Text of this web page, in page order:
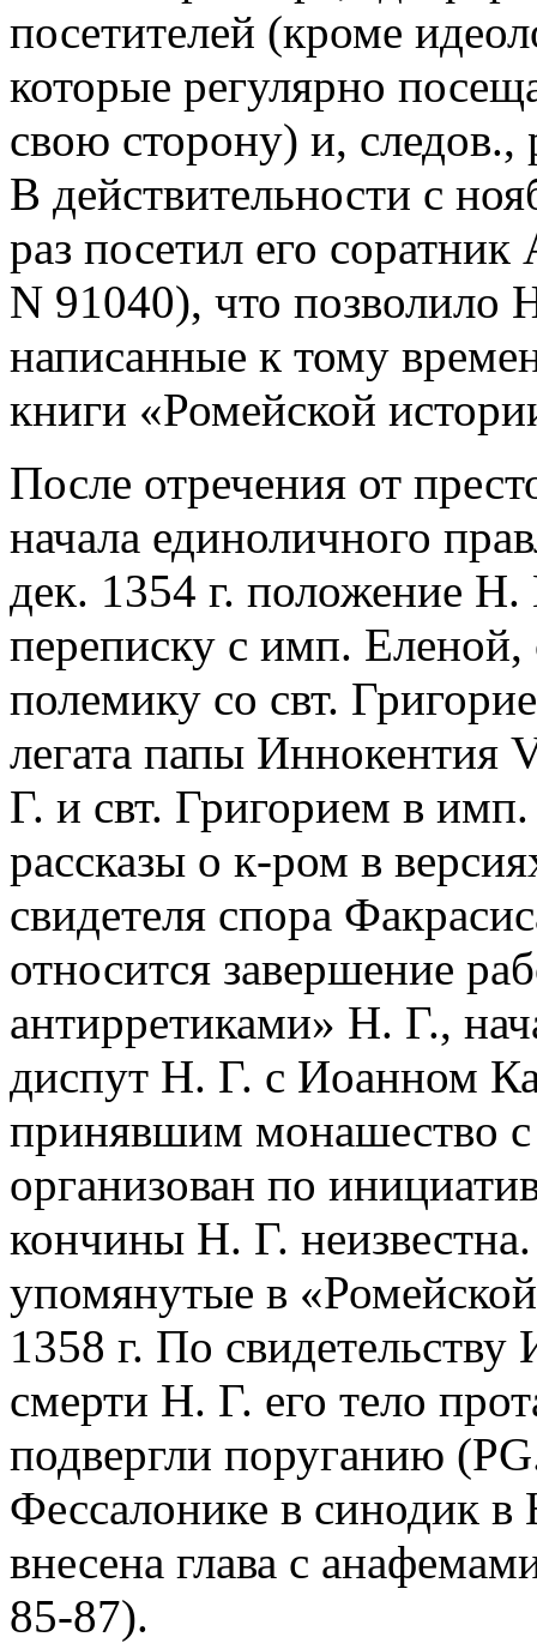
посетителей (кроме
которые регулярно
свою сторону) и, следов.,
В действительности с
раз посетил его
N 91040), что позволило
написанные к тому
книги «Ромейской
После отречения от
начала единоличного
дек. 1354 г. положение
переписку с имп.
полемику со свт.
легата папы
Г. и свт. Григорием в
рассказы о к-ром в
свидетеля спора
относится завершение
антирретиками» Н. Г.,
диспут Н. Г. с Иоанном
принявшим монашество
организован по
кончины Н. Г.
упомянутые в
1358 г. По
смерти Н. Г. его тело
подвергли поруганию
Фессалонике в синодик
внесена глава с
85-87).